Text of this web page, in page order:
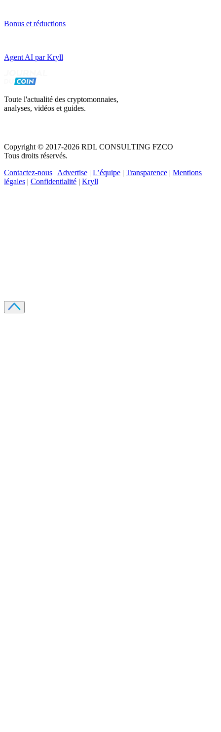
Bonus et réductions
Agent AI par Kryll
Toute l'actualité des cryptomonnaies,
analyses, vidéos et guides.
Copyright © 2017-2026 RDL CONSULTING FZCO
Tous droits réservés.
Contactez-nous | Advertise | L’équipe | Transparence | Mentions
légales | Confidentialité | Kryll